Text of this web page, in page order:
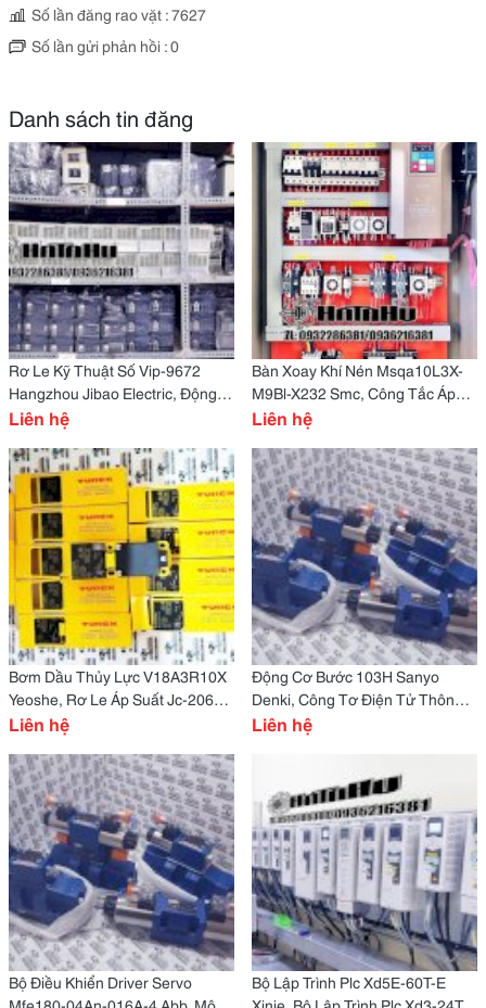
Số lần đăng rao vặt : 7627
Số lần gửi phản hồi : 0
Danh sách tin đăng
Rơ Le Kỹ Thuật Số Vip-9672
Hangzhou Jibao Electric, Động
Cơ Quạt Yswf102L35P4-470N-
Liên hệ
Bàn Xoay Khí Nén Msqa10L3X-
M9Bl-X232 Smc, Công Tắc Áp
Suất Jt-02-35-11 Yuken
Liên hệ
Bơm Dầu Thủy Lực V18A3R10X
Yeoshe, Rơ Le Áp Suất Jc-206
3S
Liên hệ
Động Cơ Bước 103H Sanyo
Denki, Công Tơ Điện Tử Thông
Minh 1 Pha Ddsu666 Chint
Liên hệ
Bộ Điều Khiển Driver Servo
Bộ Lập Trình Plc Xd5E-60T-E